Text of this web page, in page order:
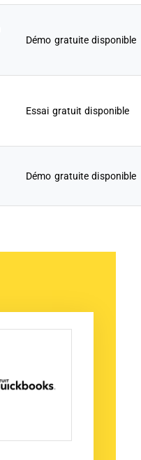
Démo gratuite disponible
Essai gratuit disponible
Démo gratuite disponible